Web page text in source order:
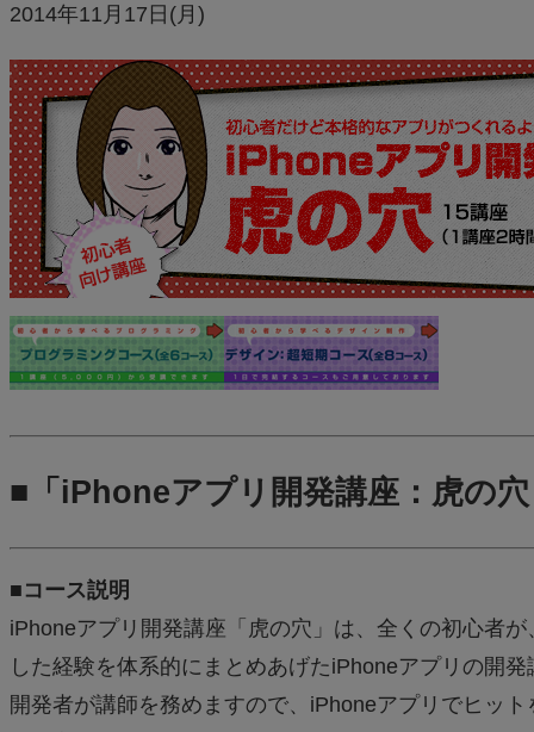
2014年11月17日(月)
■「iPhoneアプリ開発講座：虎の
■コース説明
iPhoneアプリ開発講座「虎の穴」は、全くの初心者
した経験を体系的にまとめあげたiPhoneアプリの開
開発者が講師を務めますので、iPhoneアプリでヒッ